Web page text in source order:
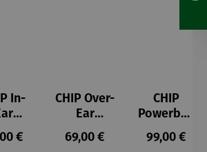
In-
Preis:
€
CHIP Over-
Ear
Kopfhörer
Regulärer Preis:
69,00 €
CHIP
Powerban
k
Regulärer
99,00 €